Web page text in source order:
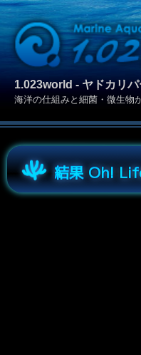
1.023world - ヤドカリ
海洋の仕組みと細菌・微生物
結果 Oh!